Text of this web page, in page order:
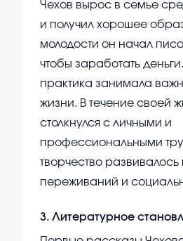
Чехов вырос в семье
и получил хорошее
молодости он начал
чтобы заработать
практика занимала
жизни. В течение своей
столкнулся с личными и
профессиональными
творчество
переживаний и
3. Литературное